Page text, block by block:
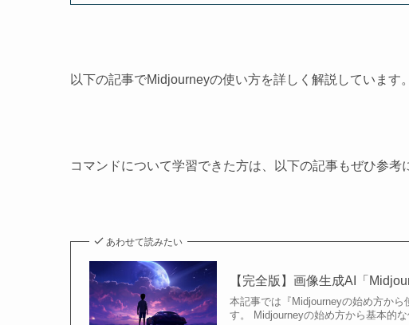
以下の記事でMidjourneyの使い方を詳しく解説しています。
コマンドについて学習できた方は、以下の記事もぜひ参考
あわせて読みたい
【完全版】画像生成AI「
本記事では『Midjourneyの始め方か
す。 Midjourneyの始め方から基本的